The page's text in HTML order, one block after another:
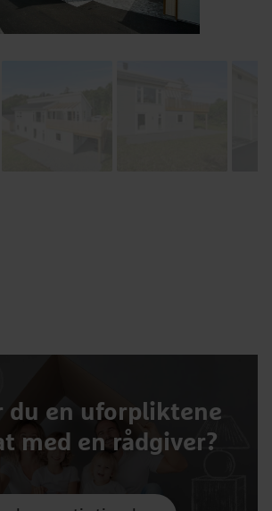
du en uforpliktene
med en rådgiver?